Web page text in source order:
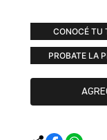
CONOCÉ TU
PROBATE LA